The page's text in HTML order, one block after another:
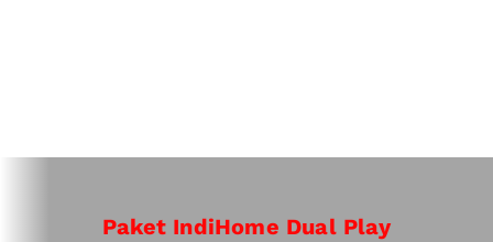
Paket IndiHome Dual Play